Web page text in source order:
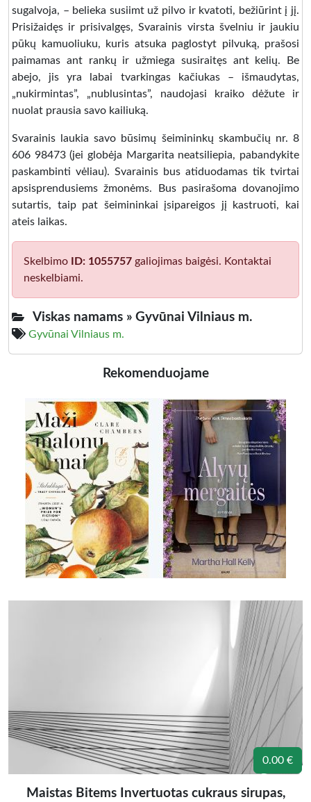
sugalvoja, – belieka susiimt už pilvo ir kvatoti, bežiūrint į jį.
Prisižaidęs ir prisivalgęs, Svarainis virsta švelniu ir jaukiu
pūkų kamuoliuku, kuris atsuka paglostyt pilvuką, prašosi
paimamas ant rankų ir užmiega susiraitęs ant kelių. Be
abejo, jis yra labai tvarkingas kačiukas – išmaudytas,
„nukirmintas”, „nublusintas”, naudojasi kraiko dėžute ir
nuolat prausia savo kailiuką.
Svarainis laukia savo būsimų šeimininkų skambučių nr. 8
606 98473 (jei globėja Margarita neatsiliepia, pabandykite
paskambinti vėliau). Svarainis bus atiduodamas tik tvirtai
apsisprendusiems žmonėms. Bus pasirašoma dovanojimo
sutartis, taip pat šeimininkai įsipareigos jį kastruoti, kai
ateis laikas.
Skelbimo ID: 1055757 galiojimas baigėsi. Kontaktai
neskelbiami.
Viskas namams » Gyvūnai Vilniaus m.
Gyvūnai Vilniaus m.
Rekomenduojame
0.00 €
Maistas Bitems Invertuotas cukraus sirupas,